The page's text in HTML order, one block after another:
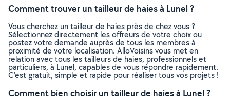
Comment trouver un tailleur de haies à Lunel ?
Vous cherchez un tailleur de haies près de chez vous ?
Sélectionnez directement les offreurs de votre choix ou
postez votre demande auprès de tous les membres à
proximité de votre localisation. AlloVoisins vous met en
relation avec tous les tailleurs de haies, professionnels et
particuliers, à Lunel, capables de vous répondre rapidement.
C’est gratuit, simple et rapide pour réaliser tous vos projets !
Comment bien choisir un tailleur de haies à Lunel ?